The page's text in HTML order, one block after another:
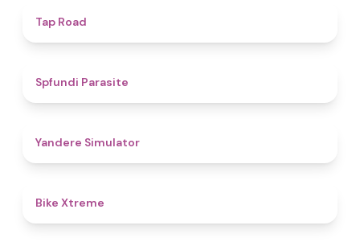
Tap Road
Spfundi Parasite
Yandere Simulator
Bike Xtreme